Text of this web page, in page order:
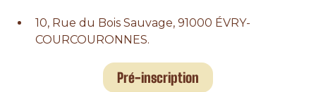
10, Rue du Bois Sauvage, 91000 ÉVRY-
COURCOURONNES.
Pré-inscription